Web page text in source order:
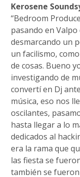
Kerosene
“Bedroom
pasando en
desmarcando un
un facilismo,
de cosas. Bueno
investigando de
convertí en Dj
música, eso nos
oscilantes,
hasta llegar a lo
dedicados al
era la rama que
las fiesta se
también se